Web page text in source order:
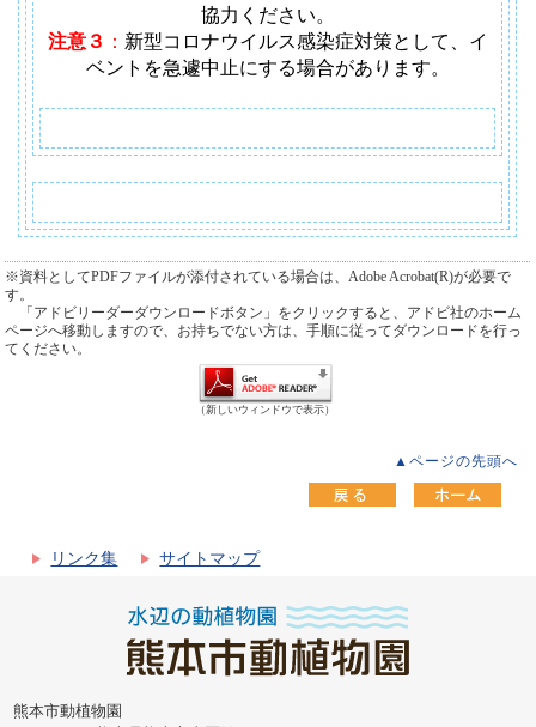
協力ください。
注意３ ： 新型コロナウイルス感染症対策として、イ
ベントを急遽中止にする場合があります。
※資料としてPDFファイルが添付されている場合は、Adobe Acrobat(R)が必要で
す。
「アドビリーダーダウンロードボタン」をクリックすると、アドビ社のホーム
ページへ移動しますので、お持ちでない方は、手順に従ってダウンロードを行っ
てください。
（新しいウィンドウで表示）
▲ページの先頭へ
リンク集 サイトマップ
熊本市動植物園